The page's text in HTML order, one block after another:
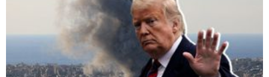
სოცქსელებიდან მუდმივად
ლანძღვა-გინება ესმის?! -
ფსიქოლოგ ზურა მხეიძის ანალიზი
სამართალი